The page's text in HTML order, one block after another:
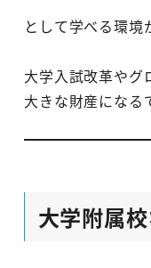
として学べる環境
大学入試改革やグ
大きな財産になる
大学附属